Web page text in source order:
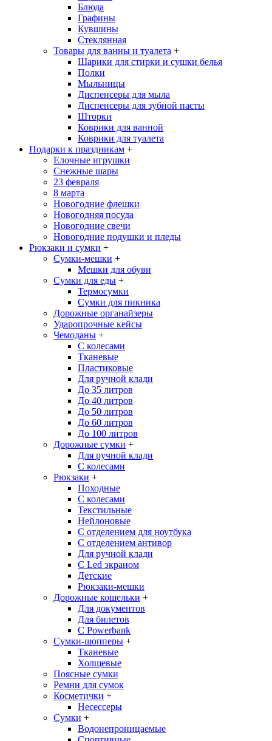
Блюда
Графины
Кувшины
Стеклянная
Товары для ванны и туалета +
Шарики для стирки и сушки белья
Полки
Мыльницы
Диспенсеры для мыла
Диспенсеры для зубной пасты
Шторки
Коврики для ванной
Коврики для туалета
Подарки к праздникам +
Елочные игрушки
Снежные шары
23 февраля
8 марта
Новогодние флешки
Новогодняя посуда
Новогодние свечи
Новогодние подушки и пледы
Рюкзаки и сумки +
Сумки-мешки +
Мешки для обуви
Сумки для еды +
Термосумки
Сумки для пикника
Дорожные органайзеры
Ударопрочные кейсы
Чемоданы +
С колесами
Тканевые
Пластиковые
Для ручной клади
До 35 литров
До 40 литров
До 50 литров
До 60 литров
До 100 литров
Дорожные сумки +
Для ручной клади
С колесами
Рюкзаки +
Походные
С колесами
Текстильные
Нейлоновые
С отделением для ноутбука
С отделением антивор
Для ручной клади
С Led экраном
Детские
Рюкзаки-мешки
Дорожные кошельки +
Для документов
Для билетов
С Powerbank
Сумки-шопперы +
Тканевые
Холщевые
Поясные сумки
Ремни для сумок
Косметички +
Несессеры
Сумки +
Водонепроницаемые